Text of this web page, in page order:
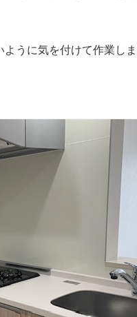
うに気を付けて作業し